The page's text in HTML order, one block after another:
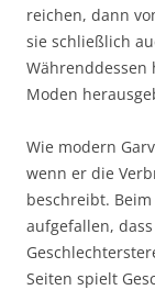
reichen, dann
sie schließlich
Währenddessen
Moden
Wie modern
wenn er die
beschreibt.
aufgefallen,
Seiten spielt